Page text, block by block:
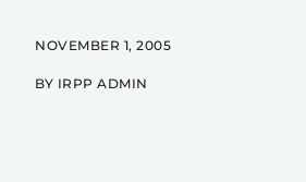
NOVEMBER 1, 2005
BY IRPP ADMIN